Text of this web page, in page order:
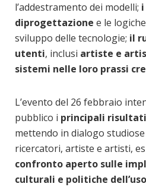
l’addestramento dei modelli; i
diprogettazione e le
sviluppo delle tecnologie; il
utenti, inclusi artiste e
sistemi nelle loro prassi
L’evento del 26 febbraio
pubblico i principali risultati
mettendo in dialogo
ricercatori, artiste e artisti,
confronto aperto sulle
culturali e politiche